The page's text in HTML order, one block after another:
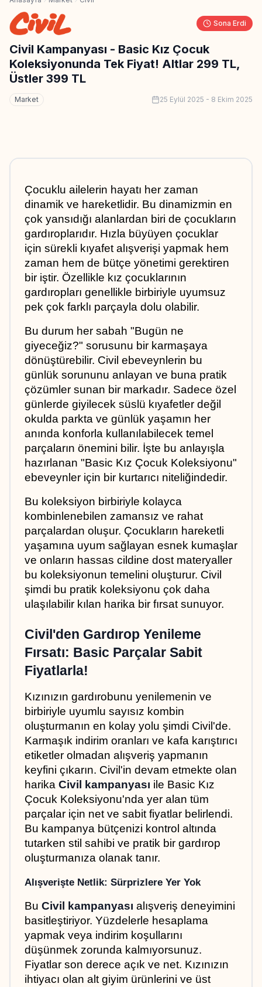
Sona Erdi
Civil Kampanyası - Basic Kız Çocuk
Koleksiyonunda Tek Fiyat! Altlar 299 TL,
Üstler 399 TL
Market 25 Eylül 2025 - 8 Ekim 2025
Çocuklu ailelerin hayatı her zaman
dinamik ve hareketlidir. Bu dinamizmin en
çok yansıdığı alanlardan biri de çocukların
gardıroplarıdır. Hızla büyüyen çocuklar
için sürekli kıyafet alışverişi yapmak hem
zaman hem de bütçe yönetimi gerektiren
bir iştir. Özellikle kız çocuklarının
gardıropları genellikle birbiriyle uyumsuz
pek çok farklı parçayla dolu olabilir.
Bu durum her sabah "Bugün ne
giyeceğiz?" sorusunu bir karmaşaya
dönüştürebilir. Civil ebeveynlerin bu
günlük sorununu anlayan ve buna pratik
çözümler sunan bir markadır. Sadece özel
günlerde giyilecek süslü kıyafetler değil
okulda parkta ve günlük yaşamın her
anında konforla kullanılabilecek temel
parçaların önemini bilir. İşte bu anlayışla
hazırlanan "Basic Kız Çocuk Koleksiyonu"
ebeveynler için bir kurtarıcı niteliğindedir.
Bu koleksiyon birbiriyle kolayca
kombinlenebilen zamansız ve rahat
parçalardan oluşur. Çocukların hareketli
yaşamına uyum sağlayan esnek kumaşlar
ve onların hassas cildine dost materyaller
bu koleksiyonun temelini oluşturur. Civil
şimdi bu pratik koleksiyonu çok daha
ulaşılabilir kılan harika bir fırsat sunuyor.
Civil'den Gardırop Yenileme
Fırsatı: Basic Parçalar Sabit
Fiyatlarla!
Kızınızın gardırobunu yenilemenin ve
birbiriyle uyumlu sayısız kombin
oluşturmanın en kolay yolu şimdi Civil'de.
Karmaşık indirim oranları ve kafa karıştırıcı
etiketler olmadan alışveriş yapmanın
keyfini çıkarın. Civil'in devam etmekte olan
harika Civil kampanyası ile Basic Kız
Çocuk Koleksiyonu'nda yer alan tüm
parçalar için net ve sabit fiyatlar belirlendi.
Bu kampanya bütçenizi kontrol altında
tutarken stil sahibi ve pratik bir gardırop
oluşturmanıza olanak tanır.
Alışverişte Netlik: Sürprizlere Yer Yok
Bu Civil kampanyası alışveriş deneyimini
basitleştiriyor. Yüzdelerle hesaplama
yapmak veya indirim koşullarını
düşünmek zorunda kalmıyorsunuz.
Fiyatlar son derece açık ve net. Kızınızın
ihtiyacı olan alt giyim ürünlerini ve üst